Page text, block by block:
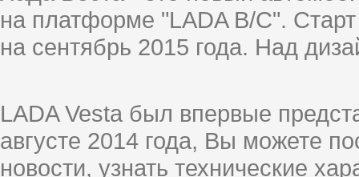
на платформе "LADA B/C".
на сентябрь 2015 года. Над
LADA Vesta был впервые
августе 2014 года, Вы можете
новости, узнать технические